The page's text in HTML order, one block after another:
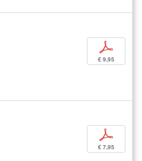
p
€ 9,95
p
€ 7,95